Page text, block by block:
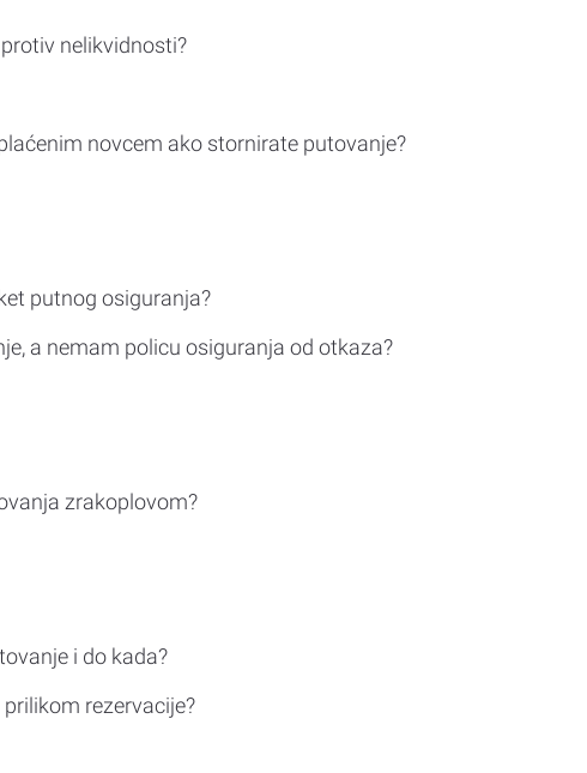
nelikvidnosti?
novcem ako stornirate putovanje?
putnog osiguranja?
a nemam policu osiguranja od otkaza?
zrakoplovom?
i do kada?
rezervacije?